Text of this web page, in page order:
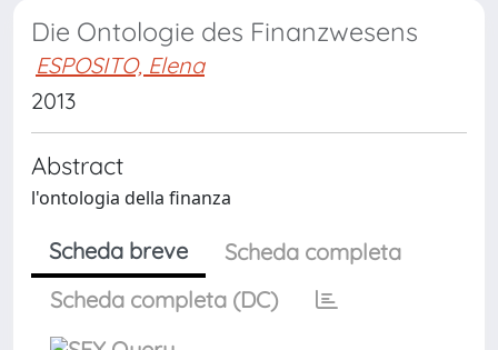
Die Ontologie des Finanzwesens
ESPOSITO, Elena
2013
Abstract
l'ontologia della finanza
Scheda breve
Scheda completa
Scheda completa (DC)